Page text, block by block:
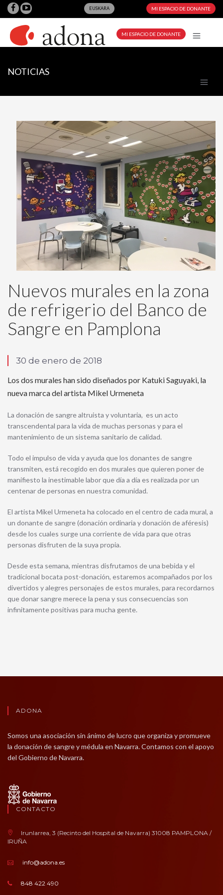
EUSKARA MI ESPACIO DE DONANTE
MI ESPACIO DE DONANTE
NOTICIAS
Nuevos murales en la zona
de refrigerio del Banco de
Sangre en Pamplona
30 de enero de 2018
Los dos murales han sido diseñados por Katuki Saguyaki, la
nueva marca del artista Mikel Urmeneta
La donación de sangre altruista y voluntaria, es un acto
transcendental para la vida de muchas personas y para el
mantenimiento de un sistema sanitario de calidad.
Todo el impulso de vida y ayuda que los donantes de sangre
transmiten, está recogido en dos murales que quieren poner de
manifiesto la inestimable labor que día a día es realizada por un
centenar de personas en nuestra comunidad.
El artista Mikel Urmeneta ha colocado en el centro de cada mural, a
un donante de sangre (donación ordinaria y donación de aféresis)
desde los cuales surge una corriente de vida para que otras
personas disfruten de la suya propia.
Desde esta semana, mientras disfrutamos de una bebida y el
tradicional bocata post-donación, estaremos acompañados por los
divertidos y alegres personajes de estos murales, para recordarnos
que donar sangre merece la pena y sus consecuencias son
infinitamente positivas para mucha gente.
ADONA
Somos una asociación sin ánimo de lucro que organiza y promueve
la donación de sangre y médula en Navarra. Contamos con el apoyo
del Gobierno de Navarra.
CONTACTO
Irunlarrea, 3 (Recinto del Hospital de Navarra) 31008 PAMPLONA /
IRUÑA
info@adona.es
848 422 490